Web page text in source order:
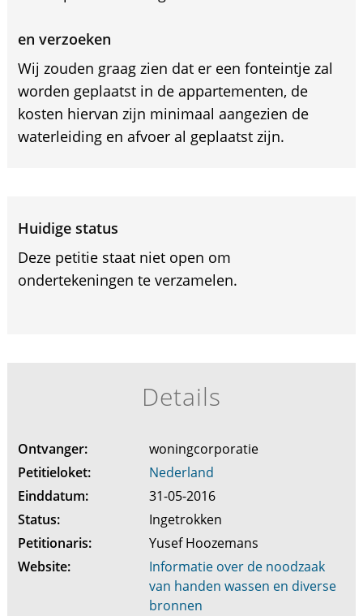
en verzoeken
Wij zouden graag zien dat er een fonteintje zal
worden geplaatst in de appartementen, de
kosten hiervan zijn minimaal aangezien de
waterleiding en afvoer al geplaatst zijn.
Huidige status
Deze petitie staat niet open om
ondertekeningen te verzamelen.
Details
Ontvanger:
woningcorporatie
Petitieloket:
Nederland
Einddatum:
31-05-2016
Status:
Ingetrokken
Petitionaris:
Yusef Hoozemans
Website:
Informatie over de noodzaak
van handen wassen en diverse
bronnen